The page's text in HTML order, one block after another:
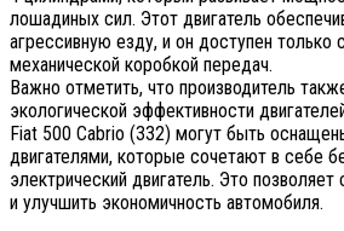
лошадиных сил. Этот двигатель
агрессивную езду, и он доступен только
механической коробкой передач.
Важно отметить, что производитель
экологической эффективности
Fiat 500 Cabrio (332) могут быть
двигателями, которые сочетают в себе
электрический двигатель. Это
и улучшить экономичность автомобиля.